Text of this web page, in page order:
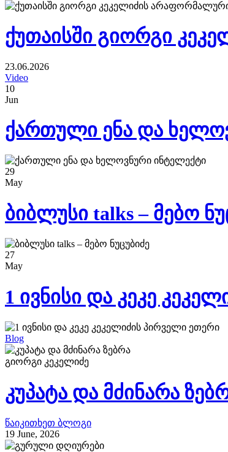
ქუთაისში გიორგი
23.06.2026
Video
10
Jun
ქართული ენა და
29
May
ბიბლუსი talks – მებო
27
May
1 ივნისი და კეკე
Blog
გიორგი კეკელიძე
კუპატა და მძინარა
წაიკითხეთ ბლოგი
19 June, 2026